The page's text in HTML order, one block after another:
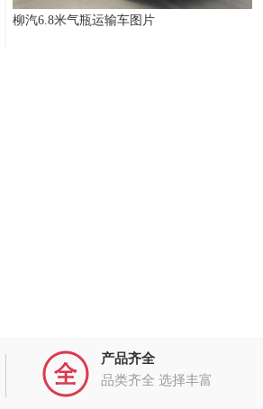
柳汽6.8米气瓶运输车图片
产品齐全
品类齐全 选择丰富